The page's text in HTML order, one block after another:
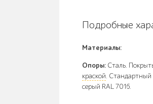
Подробные
Материалы:
Опоры: Сталь.
краской. Стандартный
серый RAL 7016.